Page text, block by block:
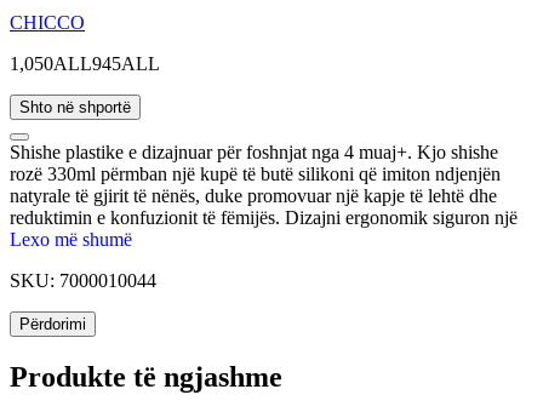
CHICCO
1,050ALL945ALL
Shto në shportë
Shishe plastike e dizajnuar për foshnjat nga 4 muaj+. Kjo shishe
rozë 330ml përmban një kupë të butë silikoni që imiton ndjenjën
natyrale të gjirit të nënës, duke promovuar një kapje të lehtë dhe
reduktimin e konfuzionit të fëmijës. Dizajni ergonomik siguron një
përvojë ushqyerjeje të rehatshme për foshnjën dhe prindin. Pa BPA
përshtatshme për ushqyerje.
Lexo më shumë
SKU: 7000010044
Përdorimi
Produkte të ngjashme